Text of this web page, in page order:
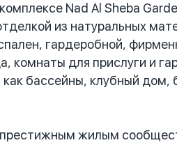
Nad Al Sheba
из натуральных
гардеробной,
комнаты для прислуги и
бассейны, клубный
жилым